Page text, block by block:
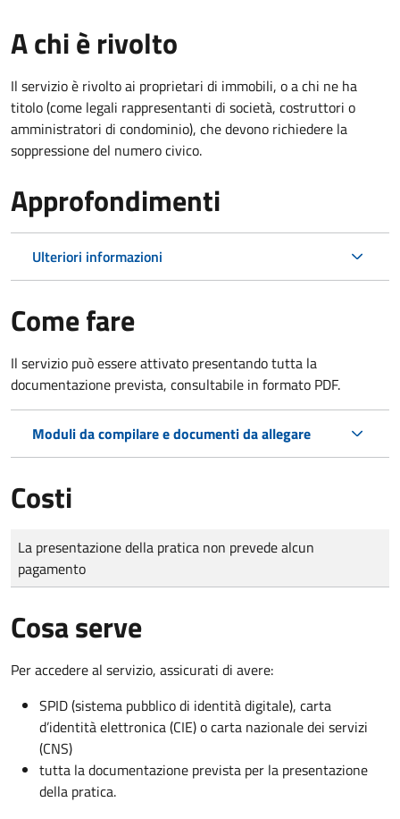
A chi è rivolto
Il servizio è rivolto ai proprietari di immobili, o a chi ne ha
titolo (come legali rappresentanti di società, costruttori o
amministratori di condominio), che devono richiedere la
soppressione del numero civico.
Approfondimenti
Ulteriori informazioni
Come fare
Il servizio può essere attivato presentando tutta la
documentazione prevista, consultabile in formato PDF.
Moduli da compilare e documenti da allegare
Costi
Tipo di pagamento
Importo
La presentazione della pratica non prevede alcun
pagamento
Cosa serve
Per accedere al servizio, assicurati di avere:
SPID (sistema pubblico di identità digitale), carta
d’identità elettronica (CIE) o carta nazionale dei servizi
(CNS)
tutta la documentazione prevista per la presentazione
della pratica.